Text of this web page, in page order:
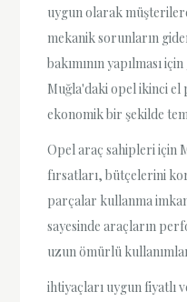
uygun olarak
mekanik sorunların
bakımının yapılması
Muğla'daki opel ikinci el
ekonomik bir şekilde
Opel araç sahipleri için
fırsatları, bütçelerini
parçalar kullanma
sayesinde araçların
uzun ömürlü
ihtiyaçları uygun fiyatlı